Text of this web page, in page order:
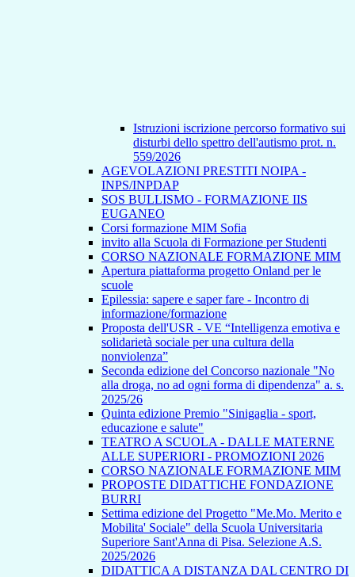
Istruzioni iscrizione percorso formativo sui
disturbi dello spettro dell'autismo prot. n.
559/2026
AGEVOLAZIONI PRESTITI NOIPA -
INPS/INPDAP
SOS BULLISMO - FORMAZIONE IIS
EUGANEO
Corsi formazione MIM Sofia
invito alla Scuola di Formazione per Studenti
CORSO NAZIONALE FORMAZIONE MIM
Apertura piattaforma progetto Onland per le
scuole
Epilessia: sapere e saper fare - Incontro di
informazione/formazione
Proposta dell'USR - VE “Intelligenza emotiva e
solidarietà sociale per una cultura della
nonviolenza”
Seconda edizione del Concorso nazionale "No
alla droga, no ad ogni forma di dipendenza" a. s.
2025/26
Quinta edizione Premio "Sinigaglia - sport,
educazione e salute"
TEATRO A SCUOLA - DALLE MATERNE
ALLE SUPERIORI - PROMOZIONI 2026
CORSO NAZIONALE FORMAZIONE MIM
PROPOSTE DIDATTICHE FONDAZIONE
BURRI
Settima edizione del Progetto "Me.Mo. Merito e
Mobilita' Sociale" della Scuola Universitaria
Superiore Sant'Anna di Pisa. Selezione A.S.
2025/2026
DIDATTICA A DISTANZA DAL CENTRO DI